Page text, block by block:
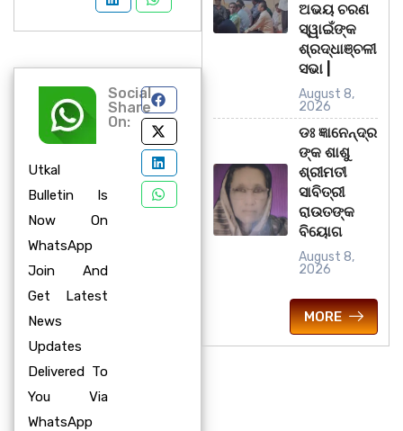
Utkal
Bulletin Is
Now On
WhatsApp
Join And
Get Latest
News
Updates
Delivered To
You Via
WhatsApp
Social
Share
On:
ଅଭୟ ଚରଣ
ସ୍ୱାଇଁଙ୍କ
ଶ୍ରଦ୍ଧାଞ୍ଚଳୀ
ସଭା |
August 8,
2026
ଡଃ ଜ୍ଞାନେନ୍ଦ୍ର
ଙ୍କ ଶାଶୁ
ଶ୍ରୀମତୀ
ସାବିତ୍ରୀ
ରାଉତଙ୍କ
ବିୟୋଗ
August 8,
2026
MORE